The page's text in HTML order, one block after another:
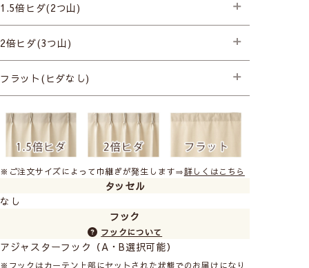
昼も夜も見えにくいのに、お部屋が明るい無地のボイル
レース。
光を反射して屈折させる光沢糸「ウェーブロンプラス」
しっかり目隠ししながら、光を取り込み、お部屋を明る
夜も外からの視線を遮り、プライバシーを守ります。
1.5倍ヒダ(2つ山)
├プレミアム縫製
├プレミアム縫製+形状記憶(両開き) +1,980円
2倍ヒダ(3つ山)
├プレミアム縫製
フラット(ヒダなし)
├プレミアム縫製
※ご注文サイズによって巾継ぎが発生します⇒詳しくはこちら
タッセル
なし
フック
フックについて
アジャスターフック（A・B選択可能）
※フックはカーテン上部にセットされた状態でのお届けになり